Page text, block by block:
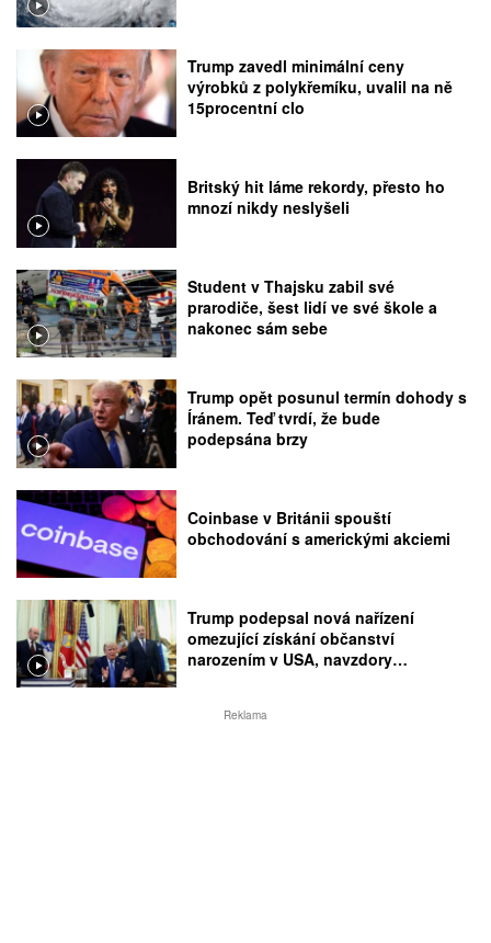
Trump zavedl minimální ceny
výrobků z polykřemíku, uvalil na ně
15procentní clo
Britský hit láme rekordy, přesto ho
mnozí nikdy neslyšeli
Student v Thajsku zabil své
prarodiče, šest lidí ve své škole a
nakonec sám sebe
Trump opět posunul termín dohody s
Íránem. Teď tvrdí, že bude
podepsána brzy
Coinbase v Británii spouští
obchodování s americkými akciemi
Trump podepsal nová nařízení
omezující získání občanství
narozením v USA, navzdory
Reklama